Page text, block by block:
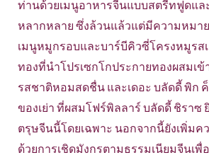
ท่านด้วยเมนูอาหารจีนแบบสตรีทฟูดแล
หลากหลาย ซึ่งล้วนแล้วแต่มีความหมา
เมนูหมูกรอบและบาร์บีคิวซี่โครงหมูรส
ทองที่นำโปรเซกโกประกายทองผสมเ
รสชาติหอมสดชื่น และเดอะ บลัดดี้ พิก
ของเย่า ที่ผสมโฟร์พิลลาร์ บลัดดี้ ชิราซ
ตรุษจีนนี้โดยเฉพาะ นอกจากนี้ยังเพิ่มค
ด้วยการเชิดมังกรตามธรรมเนียมจีนเ